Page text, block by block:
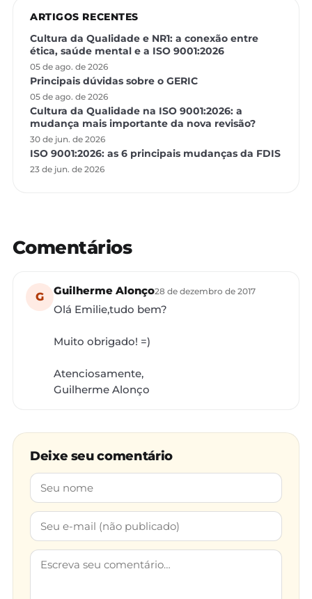
ARTIGOS RECENTES
Cultura da Qualidade e NR1: a conexão entre
ética, saúde mental e a ISO 9001:2026
05 de ago. de 2026
Principais dúvidas sobre o GERIC
05 de ago. de 2026
Cultura da Qualidade na ISO 9001:2026: a
mudança mais importante da nova revisão?
30 de jun. de 2026
ISO 9001:2026: as 6 principais mudanças da FDIS
23 de jun. de 2026
Comentários
G Guilherme Alonço28 de dezembro de 2017
Olá Emilie,tudo bem?
Muito obrigado! =)
Atenciosamente,
Guilherme Alonço
Deixe seu comentário